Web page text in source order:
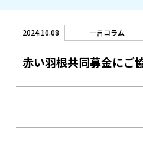
2024.10.08 一言コラム
赤い羽根共同募金にご